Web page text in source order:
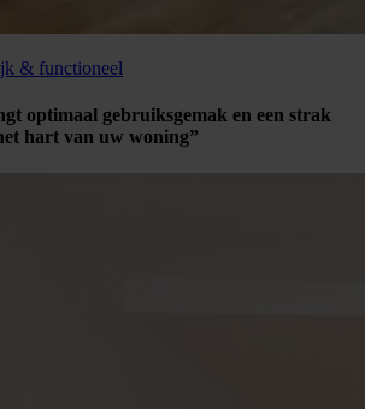
& functioneel
optimaal gebruiksgemak en een strak
hart van uw woning”